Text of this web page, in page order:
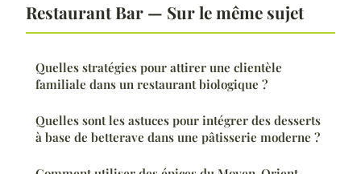
Restaurant Bar — Sur le même sujet
Quelles stratégies pour attirer une clientèle
familiale dans un restaurant biologique ?
Quelles sont les astuces pour intégrer des desserts
à base de betterave dans une pâtisserie moderne ?